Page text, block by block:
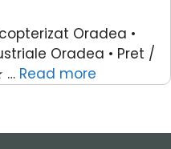
Oradea •
Oradea • Pret /
… Read more